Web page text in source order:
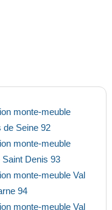
monte-meuble
de Seine 92
monte-meuble
Saint Denis 93
monte-meuble Val
94
monte-meuble Val